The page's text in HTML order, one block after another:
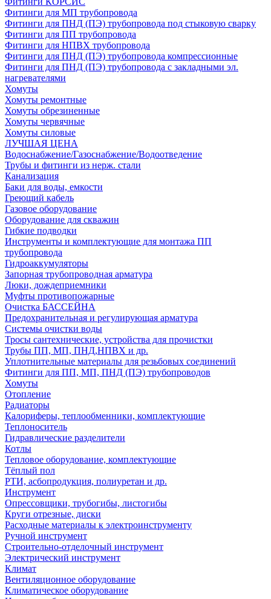
Фитинги для МП трубопровода
Фитинги для ПНД (ПЭ) трубопровода под стыковую сварку
Фитинги для ПП трубопровода
Фитинги для НПВХ трубопровода
Фитинги для ПНД (ПЭ) трубопровода компрессионные
Фитинги для ПНД (ПЭ) трубопровода с закладными эл.
нагревателями
Хомуты
Хомуты ремонтные
Хомуты обрезиненные
Хомуты червячные
Хомуты силовые
ЛУЧШАЯ ЦЕНА
Водоснабжение/Газоснабжение/Водоотведение
Трубы и фитинги из нерж. стали
Канализация
Баки для воды, емкости
Греющий кабель
Газовое оборудование
Оборудование для скважин
Гибкие подводки
Инструменты и комплектующие для монтажа ПП
трубопровода
Гидроаккумуляторы
Запорная трубопроводная арматура
Люки, дождеприемники
Муфты противопожарные
Очистка БАССЕЙНА
Предохранительная и регулирующая арматура
Системы очистки воды
Тросы сантехнические, устройства для прочистки
Трубы ПП, МП, ПНД,НПВХ и др.
Уплотнительные материалы для резьбовых соединений
Фитинги для ПП, МП, ПНД (ПЭ) трубопроводов
Хомуты
Отопление
Радиаторы
Калориферы, теплообменники, комплектующие
Теплоноситель
Гидравлические разделители
Котлы
Тепловое оборудование, комплектующие
Тёплый пол
РТИ, асбопродукция, полиуретан и др.
Инструмент
Опрессовщики, трубогибы, листогибы
Круги отрезные, диски
Расходные материалы к электроинструменту
Ручной инструмент
Строительно-отделочный инструмент
Электрический инструмент
Климат
Вентиляционное оборудование
Климатическое оборудование